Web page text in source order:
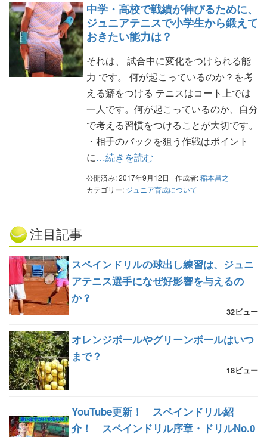
中学・高校で戦績が伸びるために、
ジュニアテニスで小学生から鍛えて
おきたい能力は？
それは、 試合中に変化をつけられる能
力 です。 何が起こっているのか？を考
える癖をつける テニスはコート上では
一人です。何が起こっているのか、自分
で考える習慣をつけることが大切です。
・相手のバックを狙う作戦はポイント
に…続きを読む
公開済み: 2017年9月12日 作成者:稲本昌之
カテゴリー: ジュニア育成について
注目記事
スペインドリルの球出し練習は、ジュニ
アテニス選手になぜ好影響を与えるの
か？
32ビュー
オレンジボールやグリーンボールはいつ
まで？
18ビュー
YouTube更新！ スペインドリル紹
介！ スペインドリル序章・ドリルNo.0